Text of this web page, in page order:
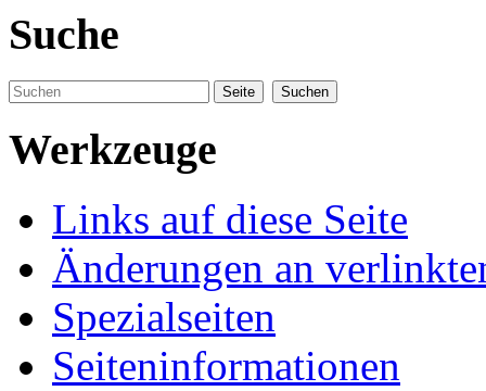
Suche
Werkzeuge
Links auf diese Seite
Änderungen an
Spezialseiten
Seiteninformationen